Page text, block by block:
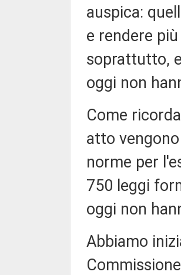
auspica:
e rendere
soprattutto,
oggi non
Come
atto
norme per
750 leggi
oggi non
Abbiamo